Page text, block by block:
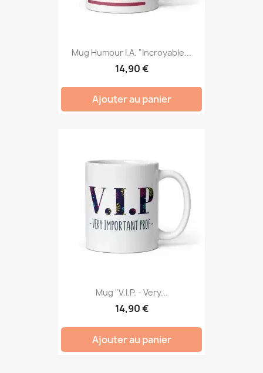
Mug Humour I.A. "Incroyable...
14,90 €
Ajouter au panier
Mug "V.I.P. - Very...
14,90 €
Ajouter au panier